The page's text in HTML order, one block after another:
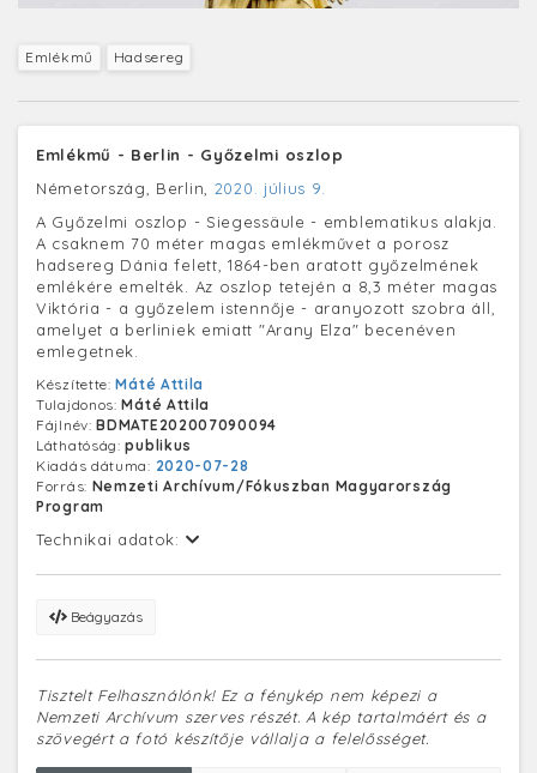
Emlékmű Hadsereg
Emlékmű - Berlin - Győzelmi oszlop
Németország, Berlin, 2020. július 9.
A Győzelmi oszlop - Siegessäule - emblematikus alakja.
A csaknem 70 méter magas emlékművet a porosz
hadsereg Dánia felett, 1864-ben aratott győzelmének
emlékére emelték. Az oszlop tetején a 8,3 méter magas
Viktória - a győzelem istennője - aranyozott szobra áll,
amelyet a berliniek emiatt "Arany Elza" becenéven
emlegetnek.
Készítette:Máté Attila
Tulajdonos:Máté Attila
Fájlnév:BDMATE202007090094
Láthatóság:publikus
Kiadás dátuma: 2020-07-28
Forrás: Nemzeti Archívum/Fókuszban Magyarország
Program
Technikai adatok:
Beágyazás
Tisztelt Felhasználónk! Ez a fénykép nem képezi a
Nemzeti Archívum szerves részét. A kép tartalmáért és a
szövegért a fotó készítője vállalja a felelősséget.